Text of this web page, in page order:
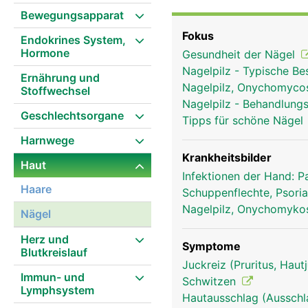
Bewegungsapparat
Endokrines System,
Hormone
Ernährung und
Stoffwechsel
Geschlechtsorgane
Harnwege
Haut
Haare
Nägel
Herz und
Blutkreislauf
Immun- und
Lymphsystem
Dieser
ist weiss, da das
überdeckt wird.
mm pro Monat). Die
das Tasten und Greifen
juckt. Zudem haben sie
Fokus
Gesundheit der Nägel
Nagelpilz - Typische
Nagelpilz,
Nagelpilz -
Tipps für schöne Nägel
Krankheitsbilder
Infektionen der Hand:
Schuppenflechte,
Nagelpilz,
Symptome
Juckreiz (Pruritus,
Schwitzen
Hautausschlag